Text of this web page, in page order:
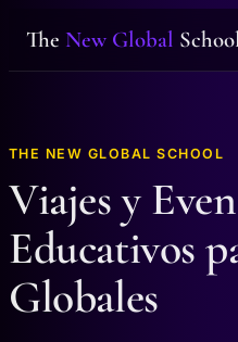
The New Global
THE NEW GLOBAL SCHOOL
Viajes y
Educativos
Globales